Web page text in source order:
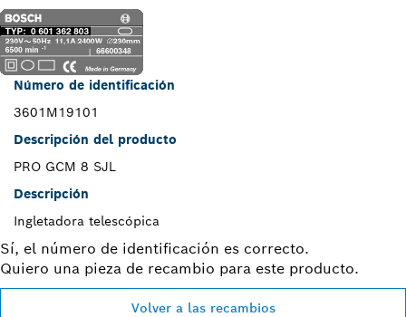
Número de identificación
3601M19101
Descripción del producto
PRO GCM 8 SJL
Descripción
Ingletadora telescópica
Sí, el número de identificación es correcto.
Quiero una pieza de recambio para este producto.
Volver a las recambios